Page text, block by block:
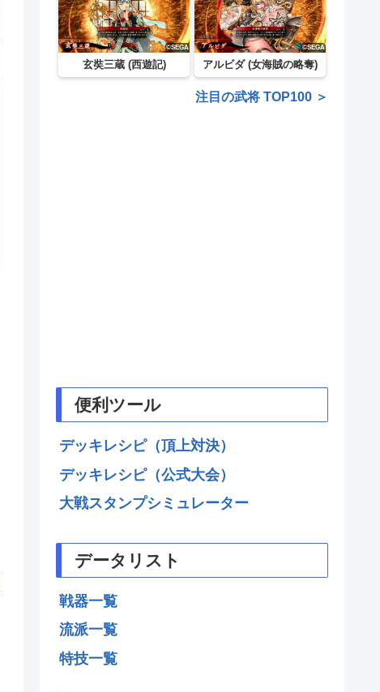
玄奘三蔵 (西遊記) アルビダ (女海賊の略奪)
注目の武将 TOP100 ＞
便利ツール
デッキレシピ（頂上対決）
デッキレシピ（公式大会）
大戦スタンプシミュレーター
データリスト
戦器一覧
流派一覧
特技一覧